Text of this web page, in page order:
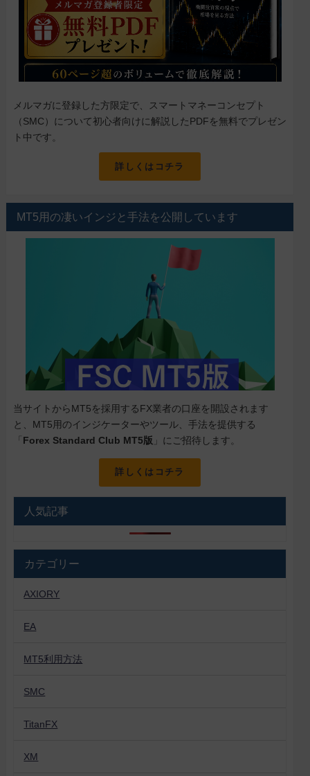
メルマガに登録した方限定で、スマートマネーコンセプト
（SMC）について初心者向けに解説したPDFを無料でプレゼン
ト中です。
詳しくはコチラ
MT5用の凄いインジと手法を公開しています
当サイトからMT5を採用するFX業者の口座を開設されます
と、MT5用のインジケーターやツール、手法を提供する
「 Forex Standard Club MT5版 」にご招待します。
詳しくはコチラ
人気記事
カテゴリー
AXIORY
EA
MT5利用方法
SMC
TitanFX
XM